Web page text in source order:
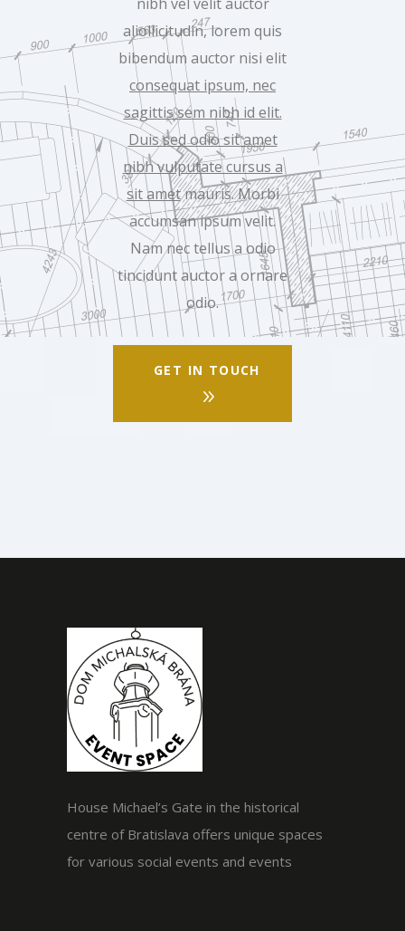
aliollicitudin, lorem quis
bibendum auctor nisi elit
consequat ipsum, nec
sagittis sem nibh id elit.
Duis sed odio sit amet
nibh vulputate cursus a
sit ametmauris. Morbi
accumsan ipsum velit.
Nam nec tellus a odio
tincidunt auctor a ornare
odio.
GET IN TOUCH
House Michael’s Gate in the historical
centre of Bratislava offers unique spaces
for various social events and events